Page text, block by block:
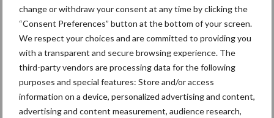
change or withdraw your consent at any time by clicking the
“Consent Preferences” button at the bottom of your screen.
We respect your choices and are committed to providing you
with a transparent and secure browsing experience. The
third-party vendors are processing data for the following
purposes and special features: Store and/or access
information on a device, personalized advertising and content,
advertising and content measurement, audience research,
Vleeskuikens Vermeerdering